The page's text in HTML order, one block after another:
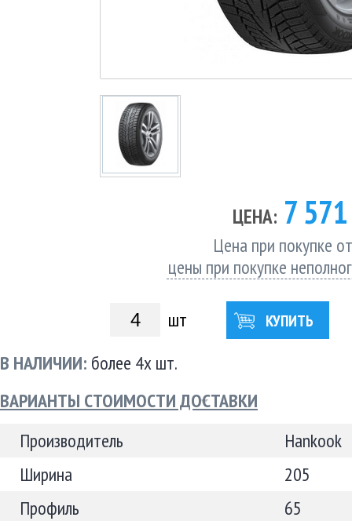
ЦЕНА: 7
Цена при покупке
цены при покупке
шт КУПИТЬ
В НАЛИЧИИ: более 4х шт.
ВАРИАНТЫ СТОИМОСТИ ДОСТАВКИ
Производитель
Hankook
Ширина
205
Профиль
65